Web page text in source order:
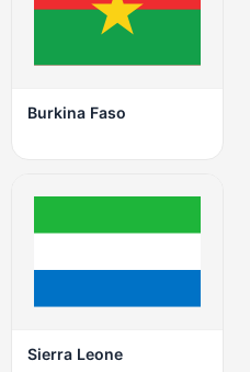
Burkina Faso
Sierra Leone